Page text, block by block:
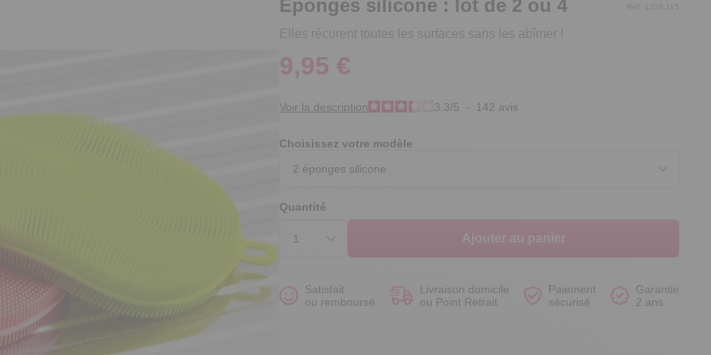
Eponges silicone : lot de 2 ou 4
Elles récurent toutes les surfaces sans les abîmer !
Réf. 1326.115
9,95 €
Voir la description 3.3/5 - 142 avis
Choisissez votre modèle
Quantité
Ajouter au panier
Satisfait
ou remboursé
Livraison domicile
ou Point Retrait
Paiement
sécurisé
Garantie
2 ans